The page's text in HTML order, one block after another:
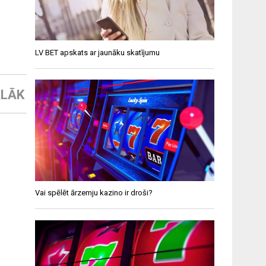
LV BET apskats ar jaunāku skatījumu
Vai spēlēt ārzemju kazino ir droši?